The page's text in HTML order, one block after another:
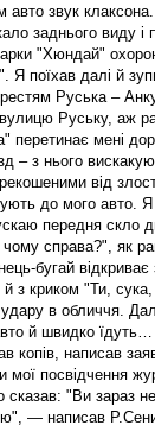
авто звук
заднього виду і
"Хюндай"
Я поїхав далі й
Руська –
Руську, аж
перетинає мені
– з нього
від
до мого авто. Я
передня скло
справа?", як
бугай
й з криком "Ти,
удару в обличчя.
й швидко їдуть…
копів, написав
мої посвідчення
"Ви зараз
— написав